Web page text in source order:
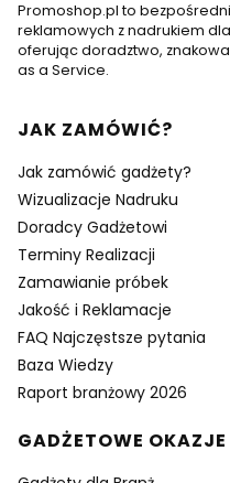
Promoshop.pl to
reklamowych z nadrukiem dla
oferując doradztwo,
as a Service.
Linki w stopce
JAK ZAMÓWIĆ?
Jak zamówić gadżety?
Wizualizacje Nadruku
Doradcy Gadżetowi
Terminy Realizacji
Zamawianie próbek
Jakość i Reklamacje
FAQ Najczęstsze pytania
Baza Wiedzy
Raport branżowy 2026
GADŻETOWE OKAZJE